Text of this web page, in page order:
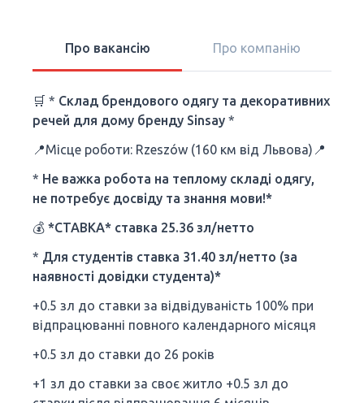
Про вакансію Про компанію
🛒 * Склад брендового одягу та декоративних
речей для дому бренду Sinsay *
📍Місце роботи: Rzeszów (160 км від Львова)📍
* Не важка робота на теплому складі одягу,
не потребує досвіду та знання мови!*
💰 *СТАВКА* ставка 25.36 зл/нетто
* Для студентів ставка 31.40 зл/нетто (за
наявності довідки студента)*
+0.5 зл до ставки за відвідуваність 100% при
відпрацюванні повного календарного місяця
+0.5 зл до ставки до 26 років
+1 зл до ставки за своє житло +0.5 зл до